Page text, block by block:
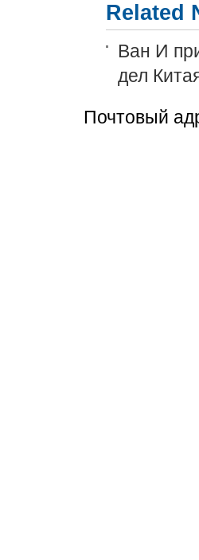
Related
Ван И
дел
Почтовый